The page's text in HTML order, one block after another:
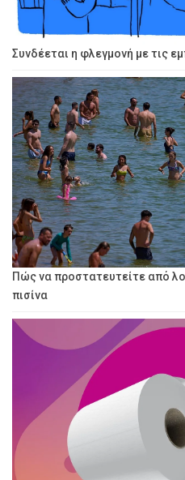
Συνδέεται η φλεγμονή με τις
Πώς να προστατευτείτε από
πισίνα